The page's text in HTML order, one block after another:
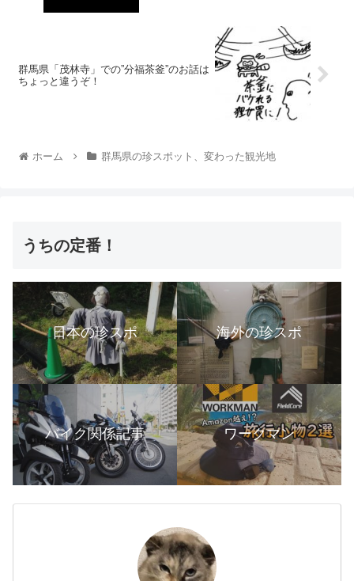
群馬県「茂林寺」での”分福茶釜”のお話は
ちょっと違うぞ！
ホーム 群馬県の珍スポット、変わった観光地
うちの定番！
日本の珍スポ 海外の珍スポ
バイク関係記事 ワークマン